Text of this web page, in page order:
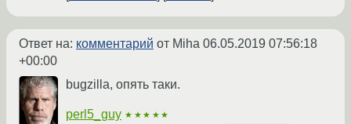
Ответ на: комментарий от Miha 06.05.2019 07:56:18
+00:00
bugzilla, опять таки.
perl5_guy ★★★★★